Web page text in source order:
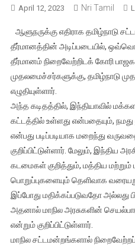
April 12, 2023 Nri Tamil
ஆளுநருக்கு எதிராக தமிழ்நாடு
தீர்மானத்தின் அடிப்படையில்,
தீர்மானம் நிறைவேற்றிடக் கோரி
முதலமைச்சர்களுக்கு, தமிழ்நாடு
எழுதியுள்ளார்.
அந்த கடிதத்தில், இந்தியாவில்
கட்டத்தில் உள்ளது என்பதையும், நமது
என்பது படிப்படியாக மறைந்து
குறிப்பிட்டுள்ளார். மேலும், இந்திய
கடமைகள் குறித்தும், மத்திய
பொறுப்புகளையும் தெளிவாக
இப்போது மதிக்கப்படுவதோ அல்லது
அதனால் மாநில அரசுகளின்
என்றும் குறிப்பிட்டுள்ளார்.
மாநில சட்டமன்றங்களால்